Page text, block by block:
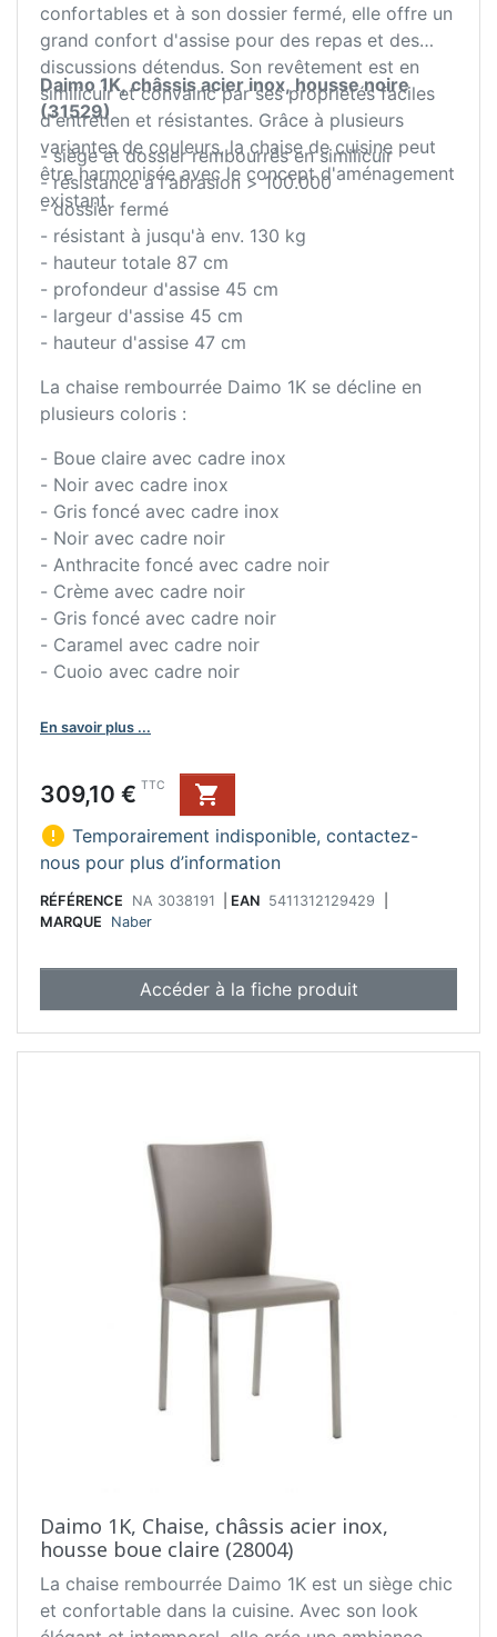
confortables et à son dossier fermé, elle offre un
grand confort d'assise pour des repas et des
discussions détendus. Son revêtement est en
similicuir et convainc par ses propriétés faciles
d'entretien et résistantes. Grâce à plusieurs
variantes de couleurs, la chaise de cuisine peut
être harmonisée avec le concept d'aménagement
existant.
Daimo 1K, châssis acier inox, housse noire
(31529)
- siège et dossier rembourrés en similicuir
- résistance à l'abrasion > 100.000
- dossier fermé
- résistant à jusqu'à env. 130 kg
- hauteur totale 87 cm
- profondeur d'assise 45 cm
- largeur d'assise 45 cm
- hauteur d'assise 47 cm
La chaise rembourrée Daimo 1K se décline en
plusieurs coloris :
- Boue claire avec cadre inox
- Noir avec cadre inox
- Gris foncé avec cadre inox
- Noir avec cadre noir
- Anthracite foncé avec cadre noir
- Crème avec cadre noir
- Gris foncé avec cadre noir
- Caramel avec cadre noir
- Cuoio avec cadre noir
En savoir plus ...
Prix
309,10 € TTC

 Temporairement indisponible, contactez-
nous pour plus d’information
RÉFÉRENCE NA 3038191 EAN 5411312129429
MARQUE
Naber
Accéder à la fiche produit
Daimo 1K, Chaise, châssis acier inox,
housse boue claire (28004)
La chaise rembourrée Daimo 1K est un siège chic
et confortable dans la cuisine. Avec son look